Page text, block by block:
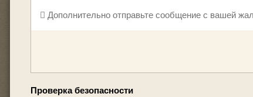
Дополнительно отправьте сообщение с вашей
Проверка безопасности